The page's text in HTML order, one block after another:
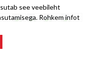
see veebileht
Rohkem infot